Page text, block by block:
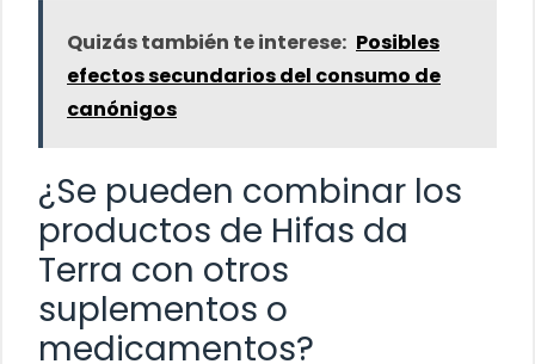
Quizás también te interese: Posibles
efectos secundarios del consumo de
canónigos
¿Se pueden combinar los
productos de Hifas da
Terra con otros
suplementos o
medicamentos?